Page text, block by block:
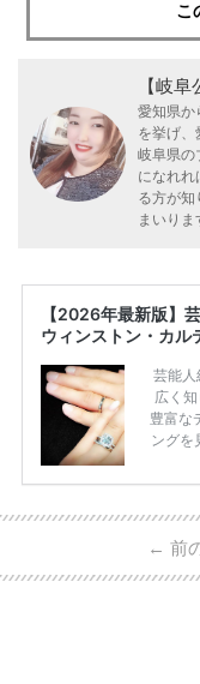
こ
【岐
愛知県か
を挙げ、
岐阜県の
になれれ
る方が知
まいり
【2026年最新版】
ウィンストン・カ
芸能人
広く
豊富な
ングを
入が
ビ 系
#ファ
← 前